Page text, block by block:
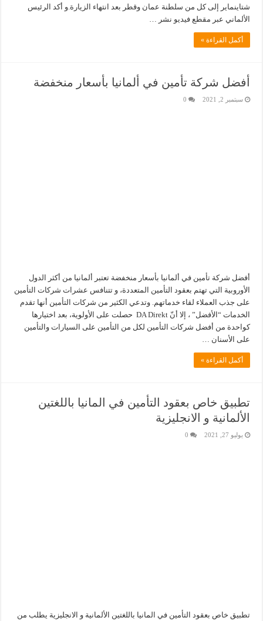
شتاينماير إلى كل من سلطنة عمان وقطر بعد انتهاء الزيارة.و أكد الرئيس
الألماني عبر مقطع فيديو نشر …
أكمل القراءة »
أفضل شركة تأمين في ألمانيا بأسعار منخفضة
سبتمبر 2, 2021 0
أفضل شركة تأمين في ألمانيا بأسعار منخفضة تعتبر ألمانيا من أكثر الدول
الأوروبية التي تهتم بعقود التأمين المتعددة، و تتنافس عشرات شركات التأمين
على جذب العملاء لقاء خدماتهم. وتدعي الكثير من شركات التأمين أنها تقدم
الخدمات “الأفضل” ، إلا أنّ DA Direkt حصلت على الأولوية، بعد اختيارها
كواحدة من أفضل شركات التأمين لكل من التأمين على السيارات والتأمين
على الأسنان …
أكمل القراءة »
تطبيق خاص بعقود التأمين في المانيا باللغتين
الألمانية و الانجليزية
يوليو 27, 2021 0
تطبيق خاص بعقود التأمين في المانيا باللغتين الألمانية و الانجليزية يطلب من